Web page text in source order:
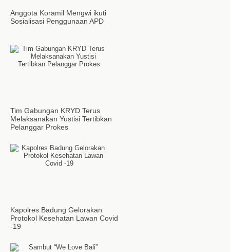
Anggota Koramil Mengwi ikuti
Sosialisasi Penggunaan APD
Tim Gabungan KRYD Terus
Melaksanakan Yustisi Tertibkan
Pelanggar Prokes
Kapolres Badung Gelorakan
Protokol Kesehatan Lawan Covid
-19